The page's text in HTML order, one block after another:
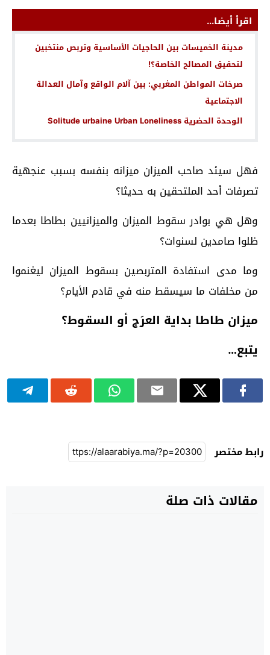
اقرأ أيضا...
مدينة الخميسات بين الحاجيات الأساسية وتربص منتخبين
لتحقيق المصالح الخاصة؟!
صرخات المواطن المغربي: بين آلام الواقع وآمال العدالة
الاجتماعية
الوحدة الحضرية Solitude urbaine Urban Loneliness
فهل سيئد صاحب الميزان ميزانه بنفسه بسبب عنجهية
تصرفات أحد الملتحقين به حديثا؟
وهل هي بوادر سقوط الميزان والميزانيين بطاطا بعدما
ظلوا صامدين لسنوات؟
وما مدى استفادة المتربصين بسقوط الميزان ليغنموا
من مخلفات ما سيسقط منه في قادم الأيام؟
ميزان طاطا بداية العرَج أو السقوط؟
يتبع…
رابط مختصر
مقالات ذات صلة